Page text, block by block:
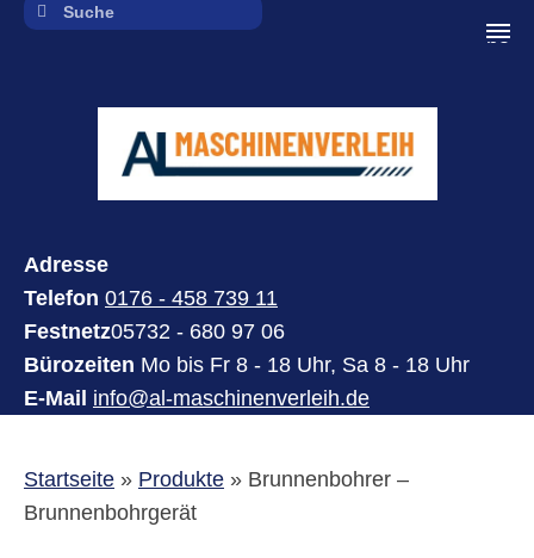
Adresse
Telefon 0176 - 458 739 11
Festnetz05732 - 680 97 06
Bürozeiten Mo bis Fr 8 - 18 Uhr, Sa 8 - 18 Uhr
E-Mail info@al-maschinenverleih.de
Startseite» Produkte» Brunnenbohrer –
Brunnenbohrgerät